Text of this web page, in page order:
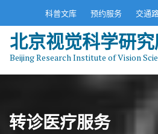
科普文库 预约服务 交通
北京视觉科学研
Beijing Research Institute of Vision
转诊医疗服务